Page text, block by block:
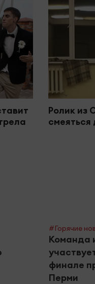
Ролик из
смеяться
#Горячие
Команда
финале
Перми